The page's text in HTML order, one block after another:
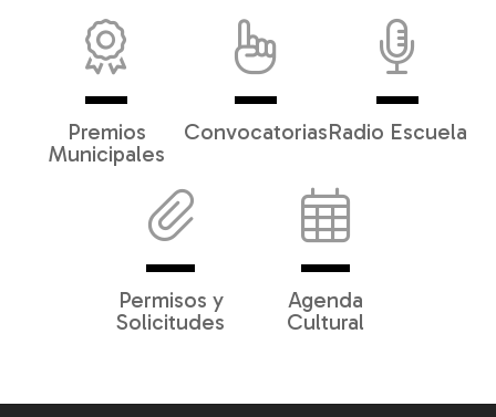
Premios
Municipales
ConvocatoriasRadio Escuela
Permisos y
Solicitudes
Agenda
Cultural